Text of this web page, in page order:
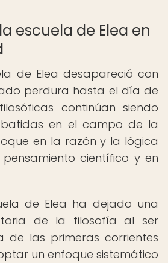
escuela de Elea en
de Elea desapareció con
perdura hasta el día de
continúan siendo
en el campo de la
en la razón y la lógica
científico y en
de Elea ha dejado una
de la filosofía al ser
de las primeras corrientes
un enfoque sistemático